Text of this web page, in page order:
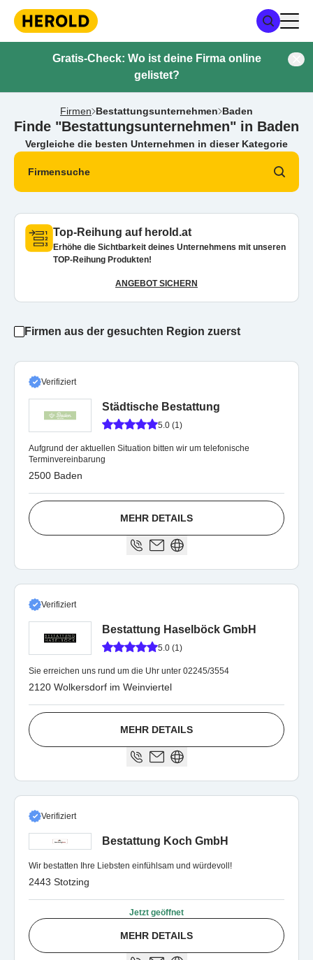
Gratis-Check: Wo ist deine Firma online
gelistet?
Firmen Bestattungsunternehmen Baden
Finde "Bestattungsunternehmen" in Baden
Vergleiche die besten Unternehmen in dieser Kategorie
Firmensuche
Top-Reihung auf herold.at
Erhöhe die Sichtbarkeit deines Unternehmens mit unseren
TOP-Reihung Produkten!
ANGEBOT SICHERN
Firmen aus der gesuchten Region zuerst
Verifiziert
Städtische Bestattung
5.0 (1)
Aufgrund der aktuellen Situation bitten wir um telefonische
Terminvereinbarung
2500 Baden
MEHR DETAILS
Verifiziert
Bestattung Haselböck GmbH
5.0 (1)
Sie erreichen uns rund um die Uhr unter 02245/3554
2120 Wolkersdorf im Weinviertel
MEHR DETAILS
Verifiziert
Bestattung Koch GmbH
Wir bestatten Ihre Liebsten einfühlsam und würdevoll!
2443 Stotzing
Jetzt geöffnet
MEHR DETAILS